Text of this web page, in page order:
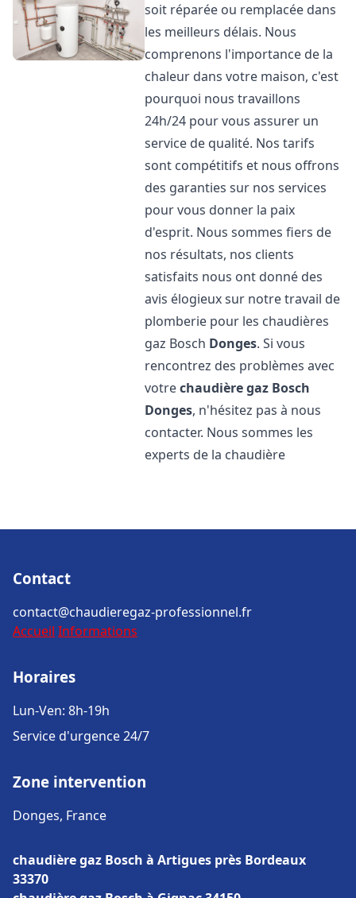
soit réparée ou remplacée dans
les meilleurs délais. Nous
comprenons l'importance de la
chaleur dans votre maison, c'est
pourquoi nous travaillons
24h/24 pour vous assurer un
service de qualité. Nos tarifs
sont compétitifs et nous offrons
des garanties sur nos services
pour vous donner la paix
d'esprit. Nous sommes fiers de
nos résultats, nos clients
satisfaits nous ont donné des
avis élogieux sur notre travail de
plomberie pour les chaudières
gaz Bosch Donges. Si vous
rencontrez des problèmes avec
votrechaudière gaz Bosch
Donges, n'hésitez pas à nous
contacter. Nous sommes les
experts de la chaudière
Contact
contact@chaudieregaz-professionnel.fr
Accueil Informations
Horaires
Lun-Ven: 8h-19h
Service d'urgence 24/7
Zone intervention
Donges, France
chaudière gaz Bosch à Artigues près Bordeaux
33370